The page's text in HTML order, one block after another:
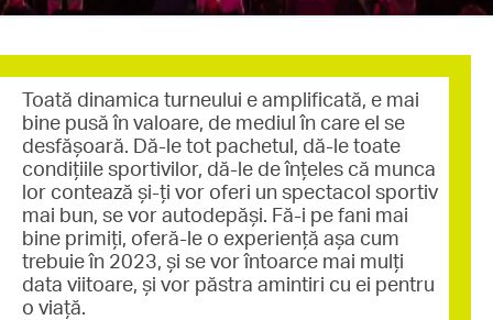
Toată dinamica turneului e amplificată, e mai
bine pusă în valoare, de mediul în care el se
desfășoară. Dă-le tot pachetul, dă-le toate
condițiile sportivilor, dă-le de înțeles că munca
lor contează și-ți vor oferi un spectacol sportiv
mai bun, se vor autodepăși. Fă-i pe fani mai
bine primiți, oferă-le o experiență așa cum
trebuie în 2023, și se vor întoarce mai mulți
data viitoare, și vor păstra amintiri cu ei pentru
o viață.